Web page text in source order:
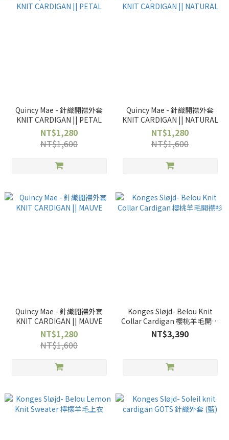
Quincy Mae - 針織開襟外套
KNIT CARDIGAN || PETAL
NT$1,280
NT$1,600
Quincy Mae - 針織開襟外套
KNIT CARDIGAN || NATURAL
NT$1,280
NT$1,600
Quincy Mae - 針織開襟外套
KNIT CARDIGAN || MAUVE
NT$1,280
NT$1,600
Konges Sløjd- Belou Knit
Collar Cardigan 櫻桃羊毛開襟
衫
NT$3,390